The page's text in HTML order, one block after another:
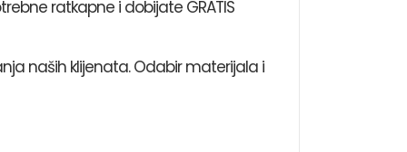
ratkapne i dobijate GRATIS
naših klijenata. Odabir materijala i